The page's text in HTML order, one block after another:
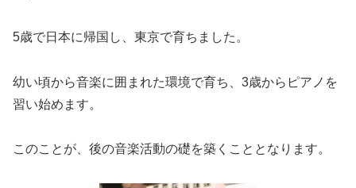
5歳で日本に帰国し、東京で育ちました。
幼い頃から音楽に囲まれた環境で育ち、3歳からピアノを
習い始めます。
このことが、後の音楽活動の礎を築くこととなります。